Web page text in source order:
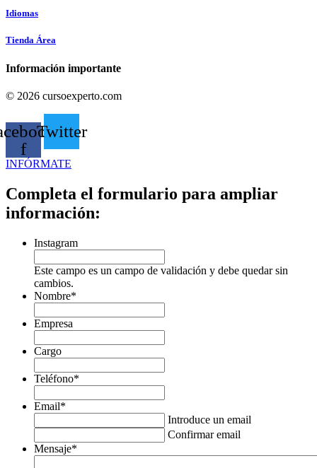
Idiomas
Tienda Área
Información importante
© 2026 cursoexperto.com
f
Twitter
INFÓRMATE
Completa el formulario para ampliar
información:
Instagram
Este campo es un campo de validación y debe quedar sin
cambios.
Nombre*
Empresa
Cargo
Teléfono*
Email*
Introduce un email
Confirmar email
Mensaje*